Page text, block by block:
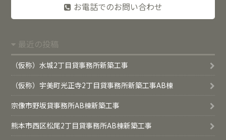
お電話でのお問い合わせ
最近の投稿
（仮称）水城2丁目貸事務所新築工事
（仮称）宇美町光正寺2丁目貸事務所新築工事AB棟
宗像市野坂貸事務所AB棟新築工事
熊本市西区松尾2丁目貸事務所AB棟新築工事